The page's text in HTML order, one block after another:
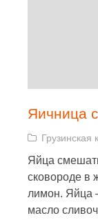
Яичница
Грузинская
Яйца
сковороде в
лимон. Яйца
масло